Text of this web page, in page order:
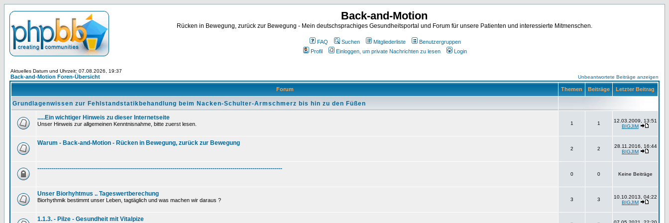
Back-and-Motion
Rücken in Bewegung, zurück zur Bewegung - Mein deutschsprachiges Gesundheitsportal und Forum für unsere Patienten und interessierte Mitmenschen.
FAQ Suchen Mitgliederliste
Benutzergruppen
Profil
Einloggen, um private Nachrichten zu lesen Login
Aktuelles Datum und Uhrzeit: 07.08.2026, 19:37
Back-and-Motion Foren-Übersicht Unbeantwortete Beiträge anzeigen
Forum Themen Beiträge Letzter Beitrag
Grundlagenwissen zur Fehlstandstatikbehandlung beim Nacken-Schulter-Armschmerz bis hin zu den Füßen
.....Ein wichtiger Hinweis zu dieser Internetseite
Unser Hinweis zur allgemeinen Kenntnisnahme, bitte zuerst lesen. 1 1
12.03.2009, 13:51
BIGJIM
Warum - Back-and-Motion - Rücken in Bewegung, zurück zur Bewegung
2 2
28.11.2016, 16:44
BIGJIM
---------------------------------------------------------------------------------------------------------------------------
0 0 Keine Beiträge
Unser Biorhyhtmus .. Tageswertberechung
Biorhythmik bestimmt unser Leben, tagtäglich und was machen wir daraus ? 3 3
10.10.2013, 04:22
BIGJIM
1.1.3. - Pilze - Gesundheit mit Vitalpize